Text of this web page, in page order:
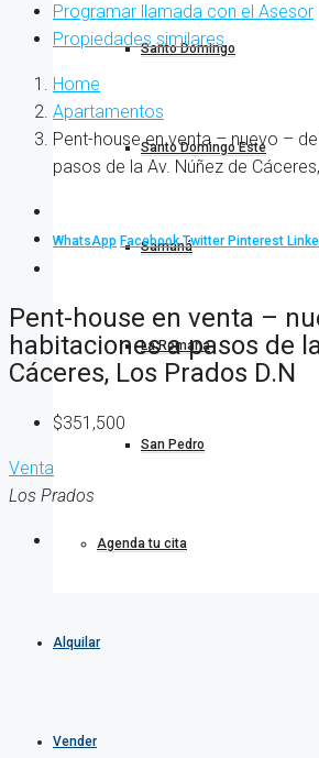
Santo Domingo
Santo Domingo Este
Samaná
La Romana
San Pedro
Agenda tu cita
Alquilar
Vender
Programar llamada con el Asesor
Propiedades similares
Home
Apartamentos
Pent-house en venta – nuevo –
pasos de la Av. Núñez de
WhatsApp FacebookTwitter Pinterest
Pent-house en venta –
habitaciones a pasos de
Cáceres, Los Prados D.N
$351,500
Venta
Los Prados